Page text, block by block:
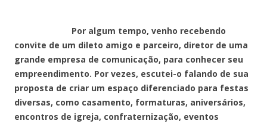
Por algum tempo, venho recebendo
convite de um dileto amigo e parceiro, diretor de uma
grande empresa de comunicação, para conhecer seu
empreendimento. Por vezes, escutei-o falando de sua
proposta de criar um espaço diferenciado para festas
diversas, como casamento, formaturas, aniversários,
encontros de igreja, confraternização, eventos